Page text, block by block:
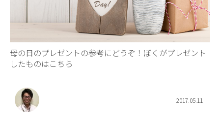
母の日のプレゼントの参考にどうぞ！ぼくがプレゼント
したものはこちら
2017.05.11